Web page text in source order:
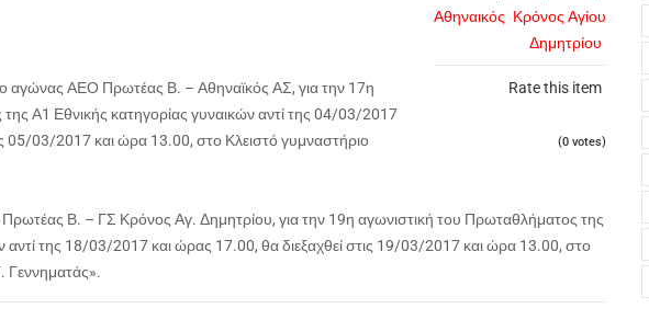
Αθηναικός Κρόνος Αγίου
Δημητρίου
Rate this item
(0 votes)
αγώνας ΑΕΟ Πρωτέας Β. – Αθηναϊκός ΑΣ, για την 17η
Α1 Εθνικής κατηγορίας γυναικών αντί της 04/03/2017
05/03/2017 και ώρα 13.00, στο Κλειστό γυμναστήριο
Πρωτέας Β. – ΓΣ Κρόνος Αγ. Δημητρίου, για την 19η αγωνιστική του Πρωταθλήματος της
αντί της 18/03/2017 και ώρας 17.00, θα διεξαχθεί στις 19/03/2017 και ώρα 13.00, στο
Γεννηματάς».